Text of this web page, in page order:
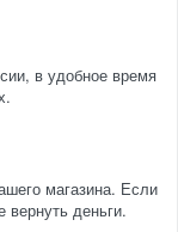
в удобное время
магазина. Если
вернуть деньги.